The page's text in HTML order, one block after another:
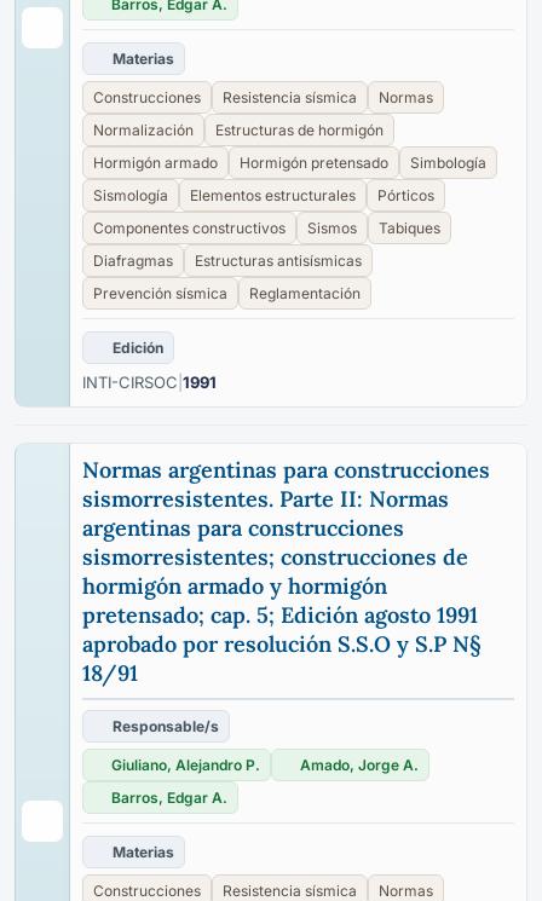
Barros, Edgar A.
Materias
Construcciones Resistencia sísmica
Normas
Normalización
Estructuras de hormigón
Hormigón armado
Hormigón pretensado
Simbología
Sismología
Elementos estructurales
Pórticos
Componentes constructivos
Sismos
Tabiques
Diafragmas
Estructuras antisísmicas
Prevención sísmica
Reglamentación
Edición
INTI-CIRSOC 1991
Normas argentinas para construcciones
sismorresistentes. Parte II: Normas
argentinas para construcciones
sismorresistentes; construcciones de
hormigón armado y hormigón
pretensado; cap. 5; Edición agosto 1991
aprobado por resolución S.S.O y S.P N§
18/91
Responsable/s
Giuliano, Alejandro P.
Amado, Jorge A.
Barros, Edgar A.
Materias
Construcciones Resistencia sísmica
Normas